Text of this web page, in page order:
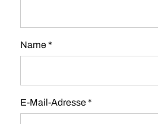
Name*
E-Mail-Adresse*